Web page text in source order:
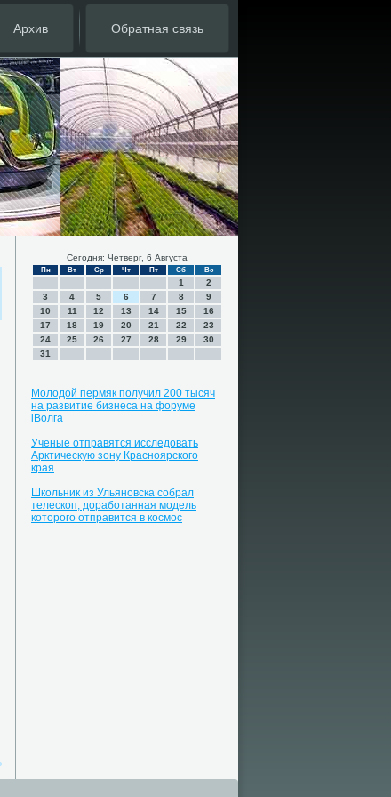
Архив Обратная связь
Сегодня: Четверг, 6 Августа
Пн Вт Ср Чт Пт Сб Вс
1
2
3
4 5 6 7 8
9
10
11 12 13 14 15
16
17
18 19 20 21 22
23
24
25 26 27 28 29
30
31
Молодой пермяк получил 200 тысяч
на развитие бизнеса на форуме
iВолга
Ученые отправятся исследовать
Арктическую зону Красноярского
края
Школьник из Ульяновска собрал
телескоп, доработанная модель
которого отправится в космос